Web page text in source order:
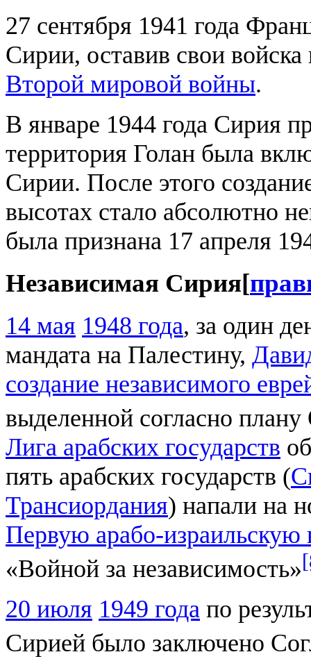
27 сентября 1941 года
Сирии, оставив свои
Второй мировой войны.
В январе 1944 года Сирия
территория Голан была
Сирии. После этого
высотах стало абсолютно
была признана 17 апреля
Независимая Сирия[
14 мая 1948 года, за один
мандата на Палестину,
создание независимого
выделенной согласно
Лига арабских государств
пять арабских государств (
Трансиордания) напали на
Первую арабо-израильскую
«Войной за независимость»
20 июля 1949 года по
Сирией было заключено